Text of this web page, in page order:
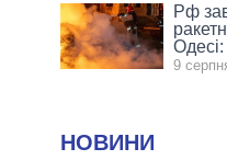
Рф
9
НОВИНИ